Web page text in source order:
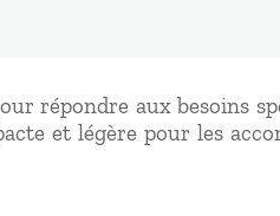
répondre aux besoins
et légère pour les